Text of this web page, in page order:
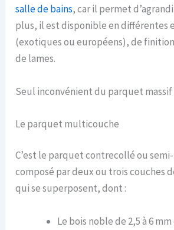
salle de bains, car il permet
plus, il est disponible en différentes
(exotiques ou européens), de
de lames.
Seul inconvénient du parquet massif
Le parquet multicouche
C’est le parquet contrecollé ou
composé par deux ou trois couches
qui se superposent, dont :
Le bois noble de 2,5 à 6